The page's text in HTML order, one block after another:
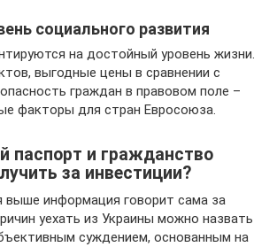
социального развития
на достойный уровень жизни.
выгодные цены в сравнении с
граждан в правовом поле –
факторы для стран Евросоюза.
паспорт и гражданство
за инвестиции?
выше информация говорит сама за
уехать из Украины можно назвать
суждением, основанным на